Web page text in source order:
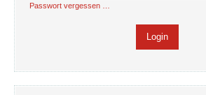
Passwort vergessen …